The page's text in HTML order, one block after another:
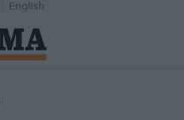
English